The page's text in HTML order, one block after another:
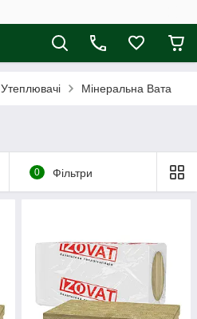
Утеплювачі Мінеральна Вата
0 Фільтри